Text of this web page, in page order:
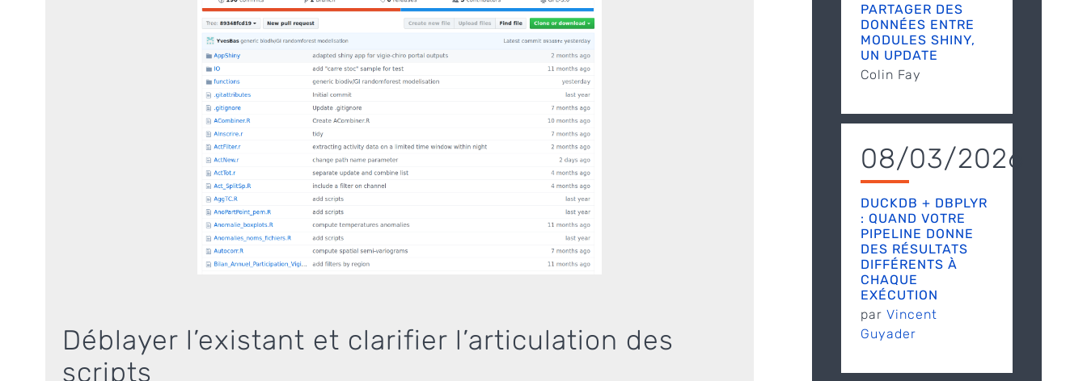
Déblayer l’existant et clarifier l’articulation des
scripts
PARTAGER DES
DONNÉES ENTRE
MODULES SHINY,
UN UPDATE
Colin Fay
08/03/2026
DUCKDB + DBPLYR
: QUAND VOTRE
PIPELINE DONNE
DES RÉSULTATS
DIFFÉRENTS À
CHAQUE
EXÉCUTION
par Vincent
Guyader